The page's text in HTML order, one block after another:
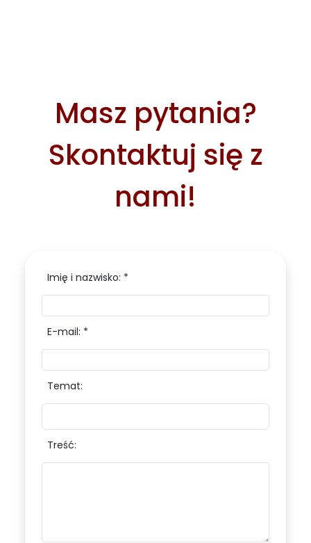
Masz pytania?
Skontaktuj się z
nami!
Imię i nazwisko: *
E-mail: *
Temat:
Treść: